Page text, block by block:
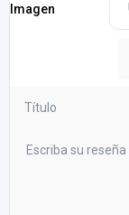
Imagen